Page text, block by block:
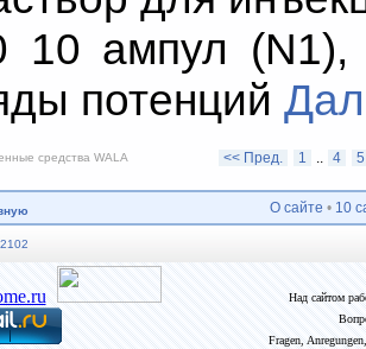
10 ампул
потенций
средства WALA << Пред. 1 .. 4 5
О сайте • 10
Над сайтом
Fragen,